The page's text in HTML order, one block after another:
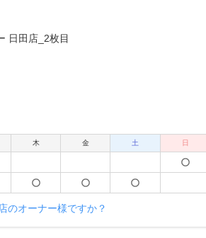
木 金 土 日
のオーナー様ですか？